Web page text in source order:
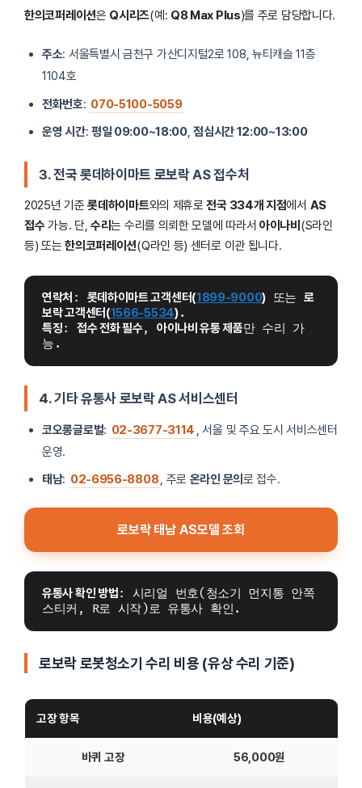
한의코퍼레이션은 Q시리즈(예: Q8 Max Plus)를 주로 담당합니다.
주소: 서울특별시 금천구 가산디지털2로 108, 뉴티캐슬 11층
1104호
전화번호: 070-5100-5059
운영 시간: 평일 09:00~18:00,점심시간 12:00~13:00
3. 전국 롯데하이마트 로보락 AS 접수처
2025년 기준롯데하이마트와의 제휴로전국 334개 지점에서 AS
접수가능. 단,수리는 수리를 의뢰한 모델에 따라서아이나비 (S라인
등) 또는한의코퍼레이션(Q라인 등) 센터로 이관 됩니다.
연락처 : 롯데하이마트 고객센터(1899-9000) 또는 로
보락 고객센터(1566-5534).
특징: 접수 전화 필수, 아이나비 유통 제품만 수리 가
능.
4. 기타 유통사 로보락 AS 서비스센터
코오롱글로벌: 02-3677-3114 , 서울 및 주요 도시 서비스센터
운영.
태남: 02-6956-8808, 주로 온라인 문의 로 접수.
로보락 태남 AS모델 조회
유통사 확인 방법: 시리얼 번호(청소기 먼지통 안쪽
스티커, R로 시작)로 유통사 확인.
로보락 로봇청소기 수리 비용 (유상 수리 기준)
고장 항목 비용(예상)
바퀴 고장 56,000원